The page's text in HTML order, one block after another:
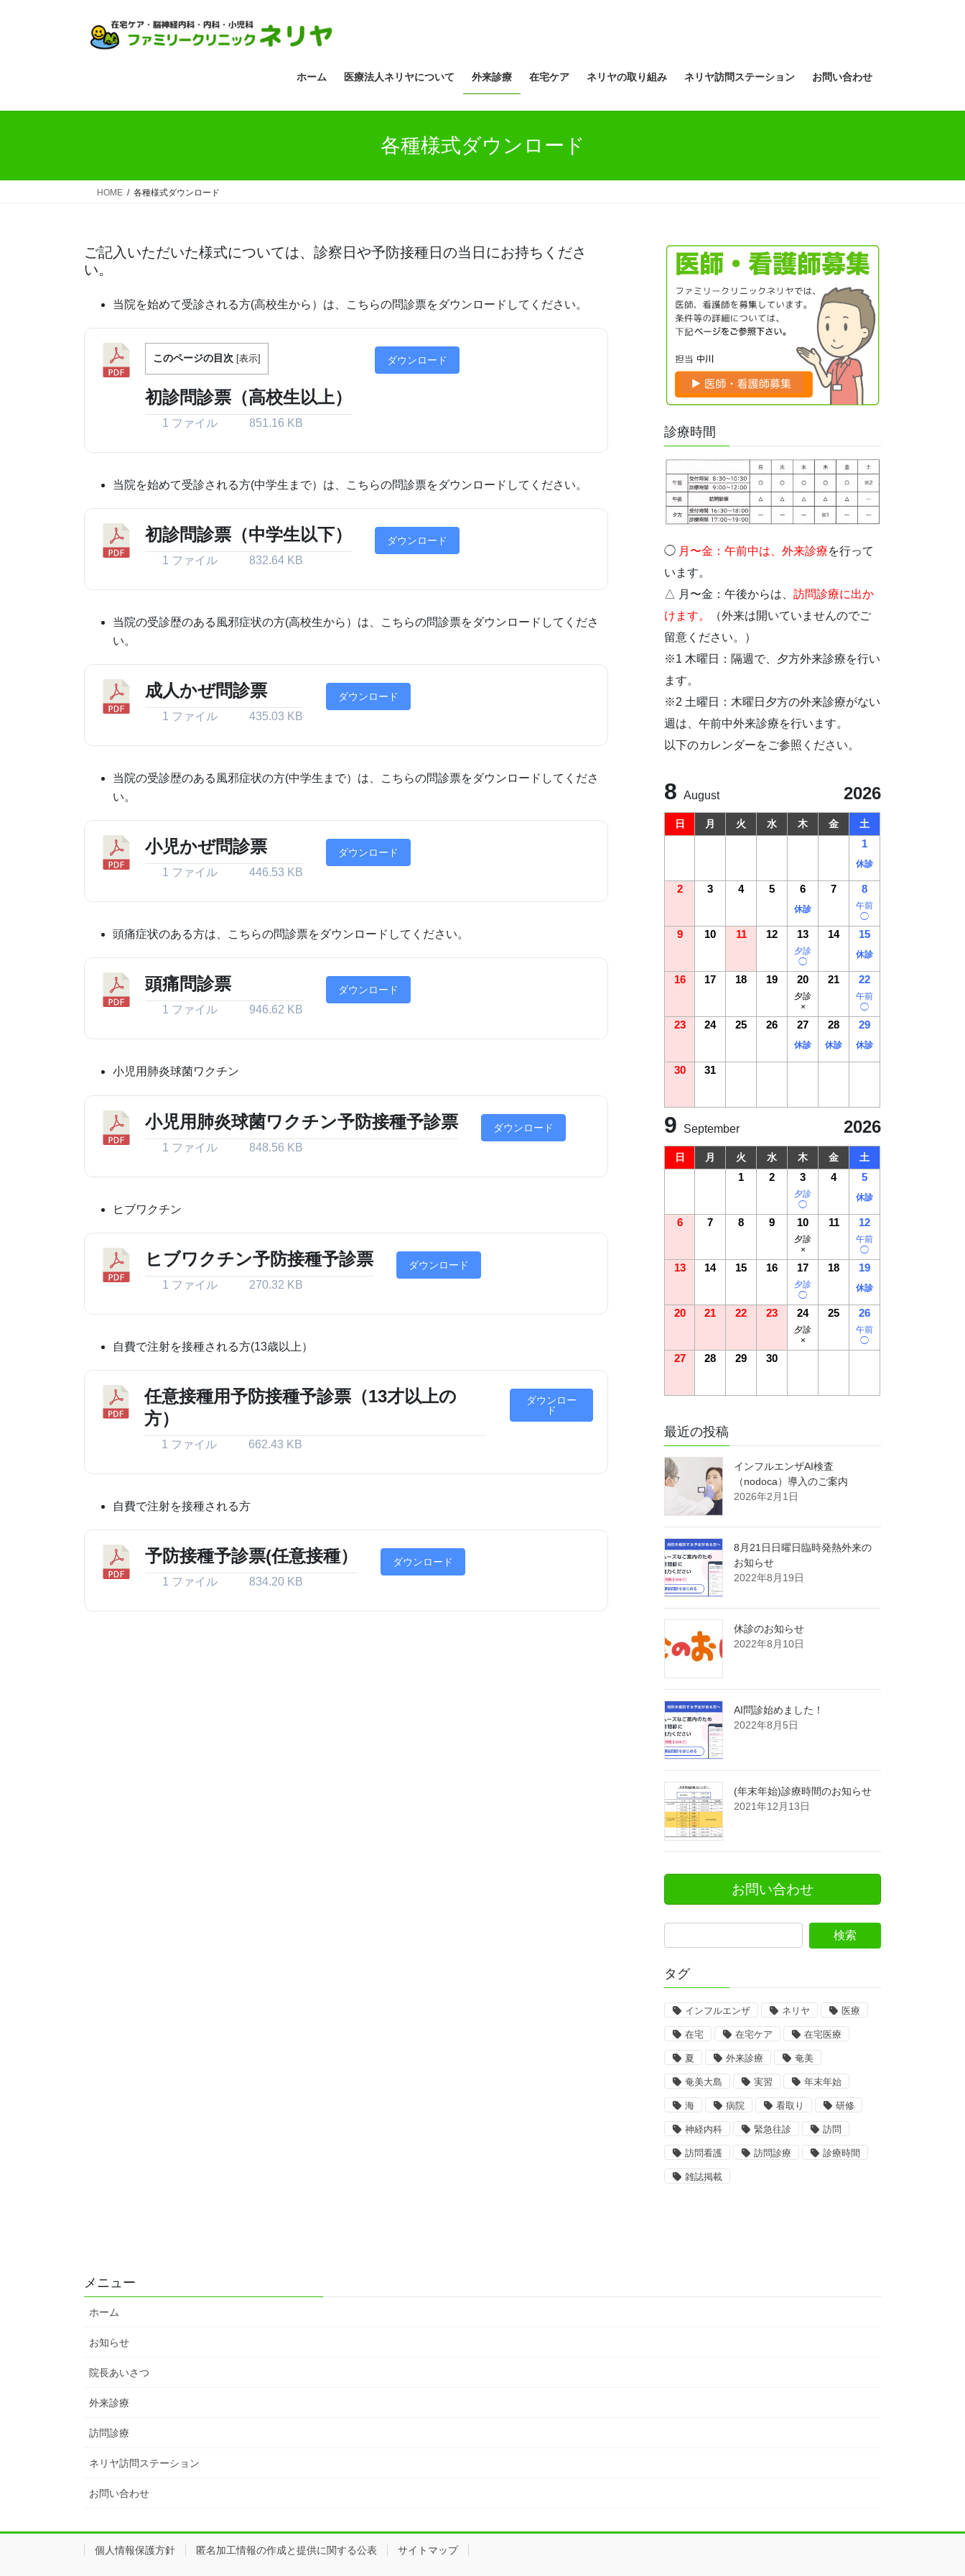
ス
ン
ホーム 医療法人ネリヤについて 外来診療 在宅ケア ネリヤの取り組み ネリヤ訪問ステーション お問い合わせ
各種様式ダウンロード
HOME 各種様式ダウンロード
ご記入いただいた様式については、診察日や予防接種日の当日にお持ちくださ
い。
当院を始めて受診される方(高校生から）は、こちらの問診票をダウンロードしてください。
このページの目次 表示
初診問診票（高校生以上）
1 ファイル 851.16 KB
ダウンロード
当院を始めて受診される方(中学生まで）は、こちらの問診票をダウンロードしてください。
初診問診票（中学生以下）
1 ファイル 832.64 KB
ダウンロード
当院の受診歴のある風邪症状の方(高校生から）は、こちらの問診票をダウンロードしてくださ
い。
成人かぜ問診票
1 ファイル 435.03 KB
ダウンロード
当院の受診歴のある風邪症状の方(中学生まで）は、こちらの問診票をダウンロードしてくださ
い。
小児かぜ問診票
1 ファイル 446.53 KB
ダウンロード
頭痛症状のある方は、こちらの問診票をダウンロードしてください。
頭痛問診票
1 ファイル 946.62 KB
ダウンロード
小児用肺炎球菌ワクチン
小児用肺炎球菌ワクチン予防接種予診票
1 ファイル 848.56 KB
ダウンロード
ヒブワクチン
ヒブワクチン予防接種予診票
1 ファイル 270.32 KB
ダウンロード
自費で注射を接種される方(13歳以上）
任意接種用予防接種予診票（13才以上の
方）
1 ファイル 662.43 KB
ダウンロー
ド
自費で注射を接種される方
予防接種予診票(任意接種）
1 ファイル 834.20 KB
ダウンロード
診療時間
◯ 月〜金：午前中は、外来診療を行って
います。
△ 月〜金：午後からは、訪問診療に出か
けます。
（外来は開いていませんのでご
留意ください。）
※1 木曜日：隔週で、夕方外来診療を行い
ます。
※2 土曜日：木曜日夕方の外来診療がない
週は、午前中外来診療を行います。
以下のカレンダーをご参照ください。
8August 2026
日 月 火 水 木 金 土
1
休診
2 3 4 5 6
休診
7 8
午前
◯
9 10 11 12 13
夕診
◯
14 15
休診
16 17 18 19 20
夕診
×
21 22
午前
◯
23 24 25 26 27
休診
28
休診
29
休診
30 31
9 September 2026
日 月 火 水 木 金 土
1 2 3
夕診
◯
4 5
休診
6 7 8 9 10
夕診
×
11 12
午前
◯
13 14 15 16 17
夕診
◯
18 19
休診
20 21 22 23 24
夕診
×
25 26
午前
◯
27 28 29 30
最近の投稿
インフルエンザAI検査
（nodoca）導入のご案内
2026年2月1日
8月21日日曜日臨時発熱外来の
お知らせ
2022年8月19日
休診のお知らせ
2022年8月10日
AI問診始めました！
2022年8月5日
(年末年始)診療時間のお知らせ
2021年12月13日
お問い合わせ
タグ
インフルエンザ ネリヤ 医療
在宅 在宅ケア 在宅医療
夏 外来診療 奄美
奄美大島 実習 年末年始
海 病院 看取り 研修
神経内科 緊急往診 訪問
訪問看護 訪問診療 診療時間
雑誌掲載
メニュー
ホーム
お知らせ
院長あいさつ
外来診療
訪問診療
ネリヤ訪問ステーション
お問い合わせ
個人情報保護方針 匿名加工情報の作成と提供に関する公表 サイトマップ